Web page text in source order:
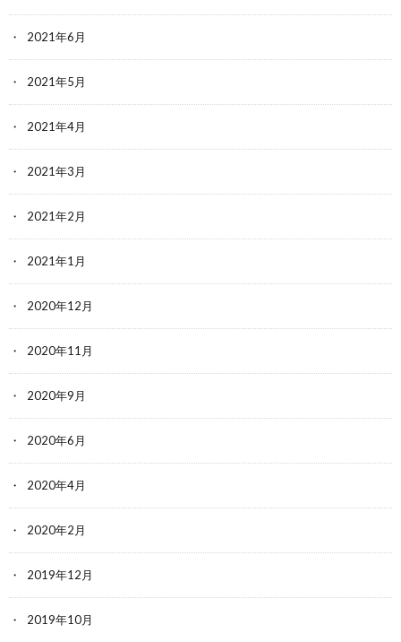
2021年6月
2021年5月
2021年4月
2021年3月
2021年2月
2021年1月
2020年12月
2020年11月
2020年9月
2020年6月
2020年4月
2020年2月
2019年12月
2019年10月